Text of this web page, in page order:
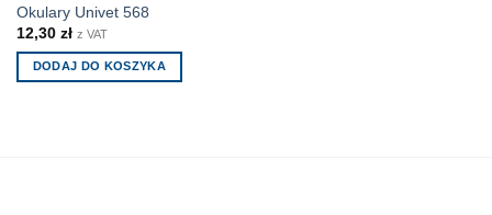
Okulary Univet 568
12,30 zł z VAT
DODAJ DO KOSZYKA